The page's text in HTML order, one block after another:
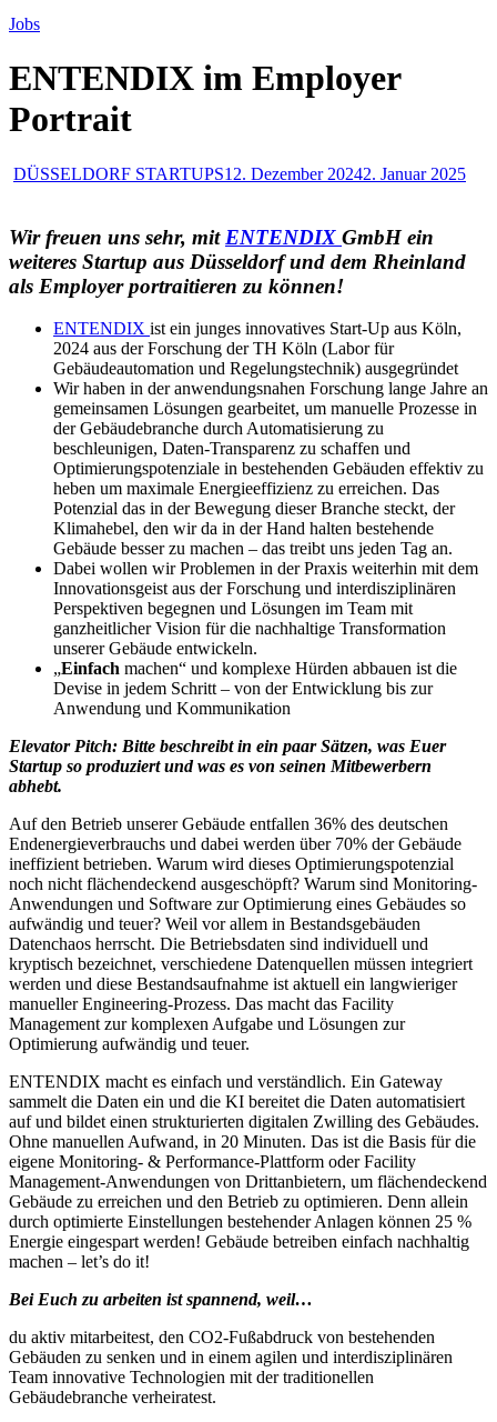
Jobs
ENTENDIX im Employer
Portrait
DÜSSELDORF STARTUPS12. Dezember 20242. Januar 2025
Wir freuen uns sehr, mit ENTENDIX GmbH ein
weiteres Startup aus Düsseldorf und dem Rheinland
als Employer portraitieren zu können!
ENTENDIX ist ein junges innovatives Start-Up aus Köln,
2024 aus der Forschung der TH Köln (Labor für
Gebäudeautomation und Regelungstechnik) ausgegründet
Wir haben in der anwendungsnahen Forschung lange Jahre an
gemeinsamen Lösungen gearbeitet, um manuelle Prozesse in
der Gebäudebranche durch Automatisierung zu
beschleunigen, Daten-Transparenz zu schaffen und
Optimierungspotenziale in bestehenden Gebäuden effektiv zu
heben um maximale Energieeffizienz zu erreichen. Das
Potenzial das in der Bewegung dieser Branche steckt, der
Klimahebel, den wir da in der Hand halten bestehende
Gebäude besser zu machen – das treibt uns jeden Tag an.
Dabei wollen wir Problemen in der Praxis weiterhin mit dem
Innovationsgeist aus der Forschung und interdisziplinären
Perspektiven begegnen und Lösungen im Team mit
ganzheitlicher Vision für die nachhaltige Transformation
unserer Gebäude entwickeln.
„Einfach machen“ und komplexe Hürden abbauen ist die
Devise in jedem Schritt – von der Entwicklung bis zur
Anwendung und Kommunikation
Elevator Pitch: Bitte beschreibt in ein paar Sätzen, was Euer
Startup so produziert und was es von seinen Mitbewerbern
abhebt.
Auf den Betrieb unserer Gebäude entfallen 36% des deutschen
Endenergieverbrauchs und dabei werden über 70% der Gebäude
ineffizient betrieben. Warum wird dieses Optimierungspotenzial
noch nicht flächendeckend ausgeschöpft? Warum sind Monitoring-
Anwendungen und Software zur Optimierung eines Gebäudes so
aufwändig und teuer? Weil vor allem in Bestandsgebäuden
Datenchaos herrscht. Die Betriebsdaten sind individuell und
kryptisch bezeichnet, verschiedene Datenquellen müssen integriert
werden und diese Bestandsaufnahme ist aktuell ein langwieriger
manueller Engineering-Prozess. Das macht das Facility
Management zur komplexen Aufgabe und Lösungen zur
Optimierung aufwändig und teuer.
ENTENDIX macht es einfach und verständlich. Ein Gateway
sammelt die Daten ein und die KI bereitet die Daten automatisiert
auf und bildet einen strukturierten digitalen Zwilling des Gebäudes.
Ohne manuellen Aufwand, in 20 Minuten. Das ist die Basis für die
eigene Monitoring- & Performance-Plattform oder Facility
Management-Anwendungen von Drittanbietern, um flächendeckend
Gebäude zu erreichen und den Betrieb zu optimieren. Denn allein
durch optimierte Einstellungen bestehender Anlagen können 25 %
Energie eingespart werden! Gebäude betreiben einfach nachhaltig
machen – let’s do it!
Bei Euch zu arbeiten ist spannend, weil…
du aktiv mitarbeitest, den CO2-Fußabdruck von bestehenden
Gebäuden zu senken und in einem agilen und interdisziplinären
Team innovative Technologien mit der traditionellen
Gebäudebranche verheiratest.